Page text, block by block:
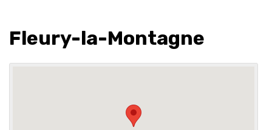
Fleury-la-Montagne